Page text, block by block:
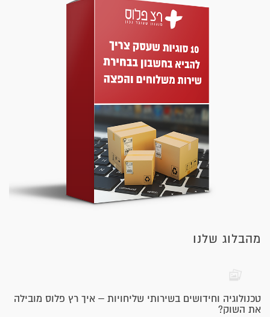
מהבלוג שלנו
טכנולוגיה וחידושים בשירותי שליחויות – איך רץ פלוס מובילה
את השוק?